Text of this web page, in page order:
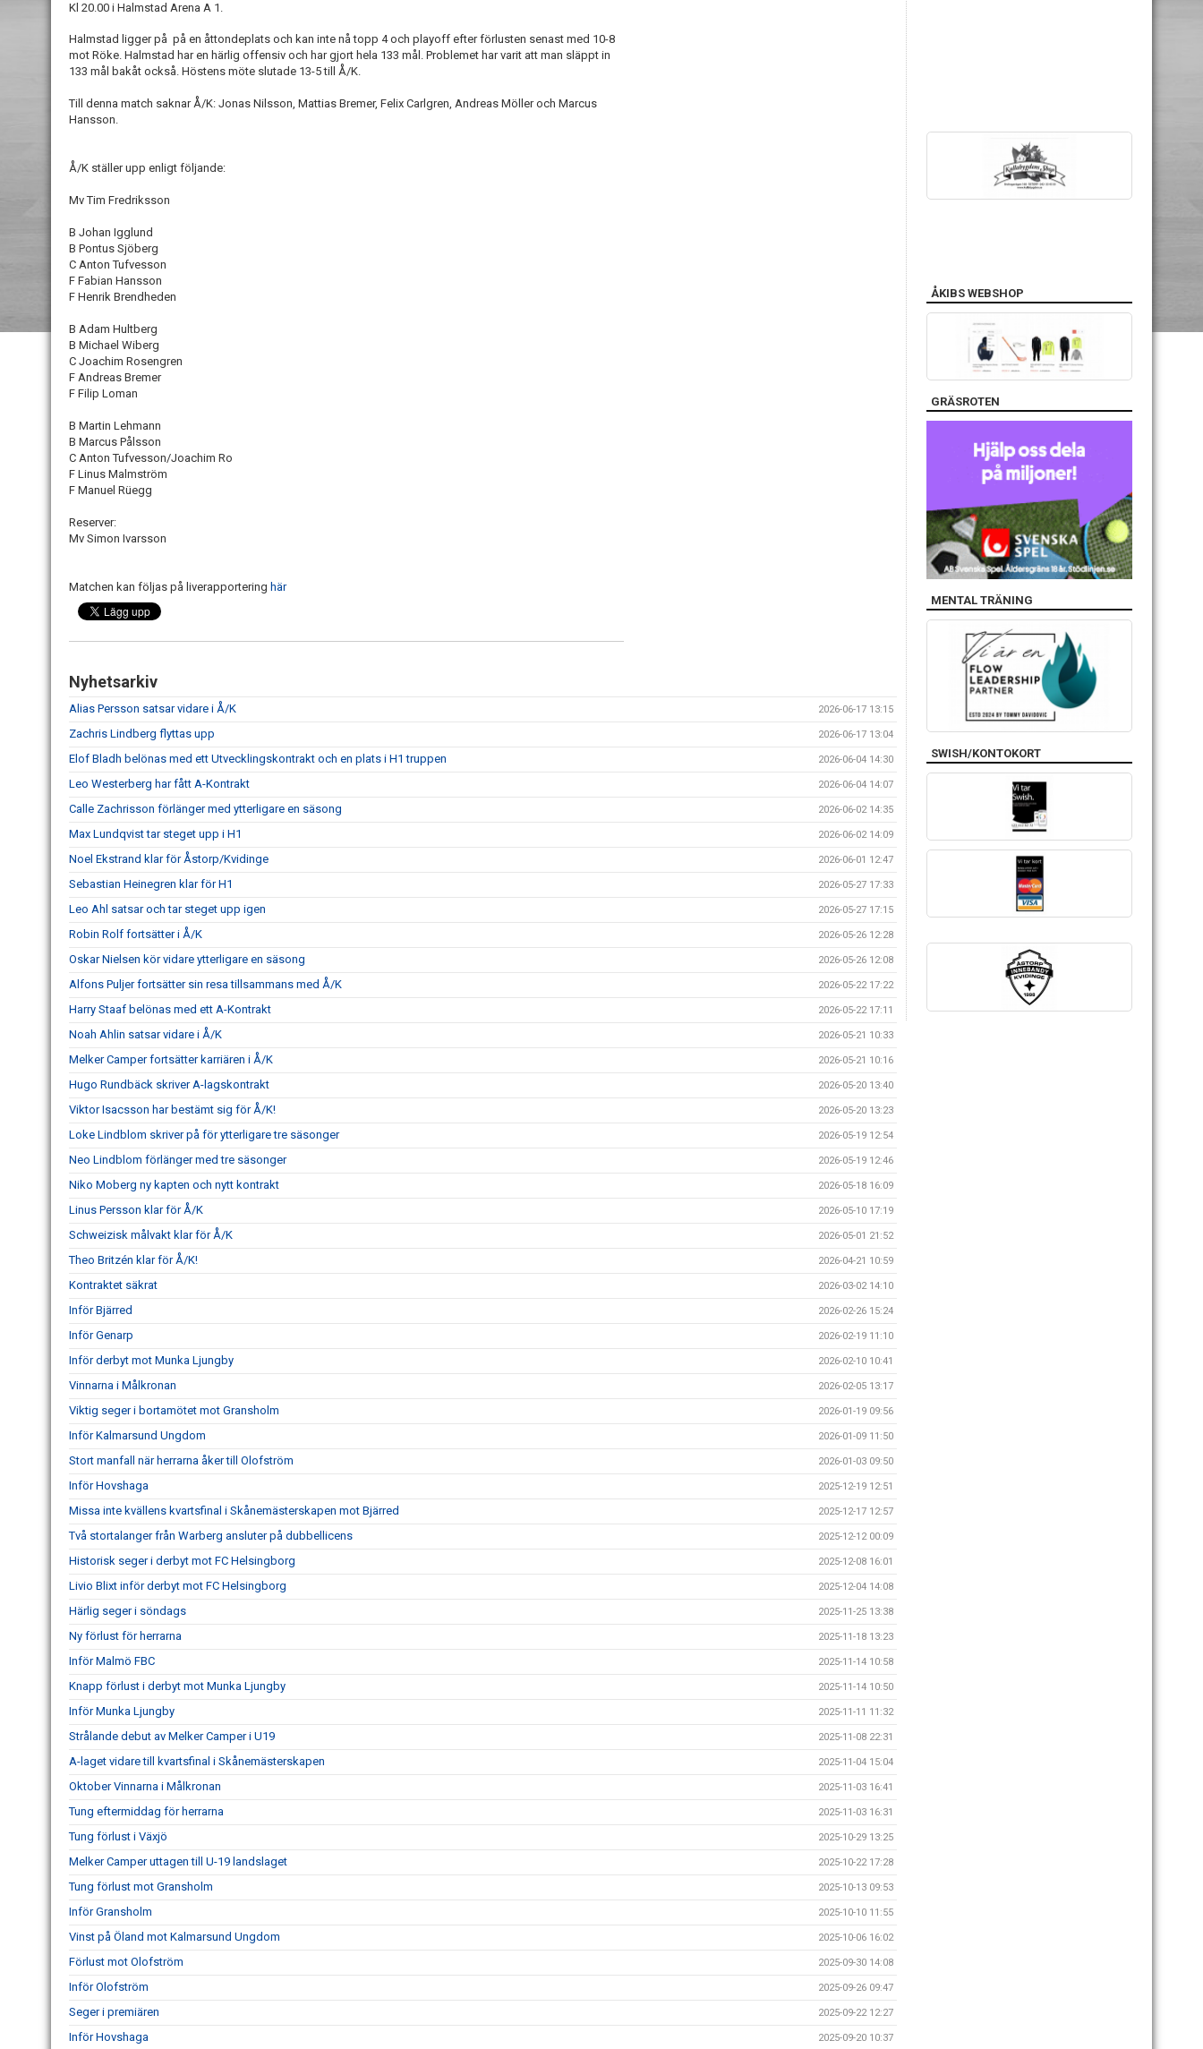
Kl 20.00 i Halmstad Arena A 1.
Halmstad ligger på på en åttondeplats och kan inte nå topp 4 och playoff efter förlusten senast med 10-8
mot Röke. Halmstad har en härlig offensiv och har gjort hela 133 mål. Problemet har varit att man släppt in
133 mål bakåt också. Höstens möte slutade 13-5 till Å/K.
Till denna match saknar Å/K: Jonas Nilsson, Mattias Bremer, Felix Carlgren, Andreas Möller och Marcus
Hansson.
Å/K ställer upp enligt följande:
Mv Tim Fredriksson
B Johan Igglund
B Pontus Sjöberg
C Anton Tufvesson
F Fabian Hansson
F Henrik Brendheden
B Adam Hultberg
B Michael Wiberg
C Joachim Rosengren
F Andreas Bremer
F Filip Loman
B Martin Lehmann
B Marcus Pålsson
C Anton Tufvesson/Joachim Ro
F Linus Malmström
F Manuel Rüegg
Reserver:
Mv Simon Ivarsson
Matchen kan följas på liverapportering här
Nyhetsarkiv
Alias Persson satsar vidare i Å/K 2026-06-17 13:15
Zachris Lindberg flyttas upp 2026-06-17 13:04
Elof Bladh belönas med ett Utvecklingskontrakt och en plats i H1 truppen 2026-06-04 14:30
Leo Westerberg har fått A-Kontrakt 2026-06-04 14:07
Calle Zachrisson förlänger med ytterligare en säsong 2026-06-02 14:35
Max Lundqvist tar steget upp i H1 2026-06-02 14:09
Noel Ekstrand klar för Åstorp/Kvidinge 2026-06-01 12:47
Sebastian Heinegren klar för H1 2026-05-27 17:33
Leo Ahl satsar och tar steget upp igen 2026-05-27 17:15
Robin Rolf fortsätter i Å/K 2026-05-26 12:28
Oskar Nielsen kör vidare ytterligare en säsong 2026-05-26 12:08
Alfons Puljer fortsätter sin resa tillsammans med Å/K 2026-05-22 17:22
Harry Staaf belönas med ett A-Kontrakt 2026-05-22 17:11
Noah Ahlin satsar vidare i Å/K 2026-05-21 10:33
Melker Camper fortsätter karriären i Å/K 2026-05-21 10:16
Hugo Rundbäck skriver A-lagskontrakt 2026-05-20 13:40
Viktor Isacsson har bestämt sig för Å/K! 2026-05-20 13:23
Loke Lindblom skriver på för ytterligare tre säsonger 2026-05-19 12:54
Neo Lindblom förlänger med tre säsonger 2026-05-19 12:46
Niko Moberg ny kapten och nytt kontrakt 2026-05-18 16:09
Linus Persson klar för Å/K 2026-05-10 17:19
Schweizisk målvakt klar för Å/K 2026-05-01 21:52
Theo Britzén klar för Å/K! 2026-04-21 10:59
Kontraktet säkrat 2026-03-02 14:10
Inför Bjärred 2026-02-26 15:24
Inför Genarp 2026-02-19 11:10
Inför derbyt mot Munka Ljungby 2026-02-10 10:41
Vinnarna i Målkronan 2026-02-05 13:17
Viktig seger i bortamötet mot Gransholm 2026-01-19 09:56
Inför Kalmarsund Ungdom 2026-01-09 11:50
Stort manfall när herrarna åker till Olofström 2026-01-03 09:50
Inför Hovshaga 2025-12-19 12:51
Missa inte kvällens kvartsfinal i Skånemästerskapen mot Bjärred 2025-12-17 12:57
Två stortalanger från Warberg ansluter på dubbellicens 2025-12-12 00:09
Historisk seger i derbyt mot FC Helsingborg 2025-12-08 16:01
Livio Blixt inför derbyt mot FC Helsingborg 2025-12-04 14:08
Härlig seger i söndags 2025-11-25 13:38
Ny förlust för herrarna 2025-11-18 13:23
Inför Malmö FBC 2025-11-14 10:58
Knapp förlust i derbyt mot Munka Ljungby 2025-11-14 10:50
Inför Munka Ljungby 2025-11-11 11:32
Strålande debut av Melker Camper i U19 2025-11-08 22:31
A-laget vidare till kvartsfinal i Skånemästerskapen 2025-11-04 15:04
Oktober Vinnarna i Målkronan 2025-11-03 16:41
Tung eftermiddag för herrarna 2025-11-03 16:31
Tung förlust i Växjö 2025-10-29 13:25
Melker Camper uttagen till U-19 landslaget 2025-10-22 17:28
Tung förlust mot Gransholm 2025-10-13 09:53
Inför Gransholm 2025-10-10 11:55
Vinst på Öland mot Kalmarsund Ungdom 2025-10-06 16:02
Förlust mot Olofström 2025-09-30 14:08
Inför Olofström 2025-09-26 09:47
Seger i premiären 2025-09-22 12:27
Inför Hovshaga 2025-09-20 10:37
ÅKIBS WEBSHOP
GRÄSROTEN
MENTAL TRÄNING
SWISH/KONTOKORT